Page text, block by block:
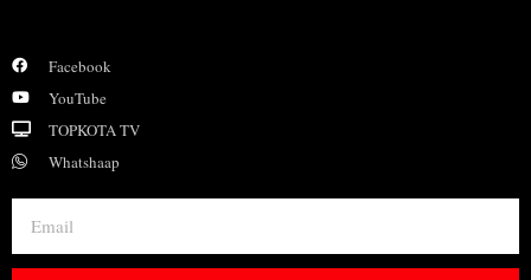
Facebook
YouTube
TOPKOTA TV
Whatshaap